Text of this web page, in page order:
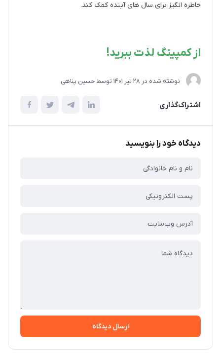
خاطره انگیز برای سال های آینده کمک کند.
از کمپینگ لذت ببرید!
نوشته شده در 28 تير 1401 توسط حسین پناهی
اشتراک‌گذاری
دیدگاه خود را بنویسید
ارسال دیدگاه